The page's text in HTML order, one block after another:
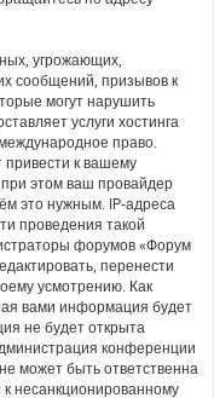
угрожающих,
сообщений, призывов к
могут нарушить
услуги хостинга
право.
к вашему
этом ваш провайдер
это нужным. IP-адреса
проведения такой
форумов «Форум
перенести
усмотрению. Как
вами информация будет
не будет открыта
конференции
может быть ответственна
к несанкционированному